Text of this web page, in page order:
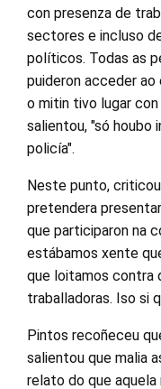
con presenza de
sectores e incluso
políticos. Todas as
puideron acceder
o mitin tivo lugar
salientou, "só houbo
policía".
Neste punto,
pretendera
que participaron na
estábamos xente
que loitamos contra
traballadoras. Iso si
Pintos recoñeceu
salientou que malia
relato do que aquela